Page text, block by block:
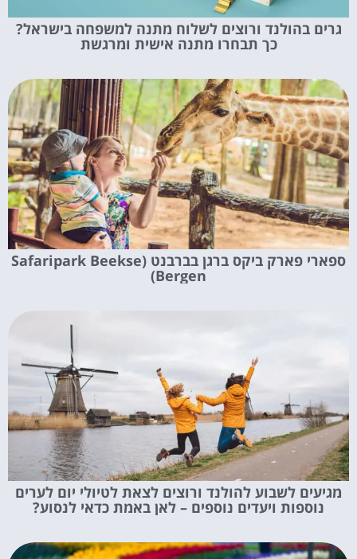
גרים בהולנד ורוצים לשלוח מתנה למשפחה בישראל?
כך תבחרו מתנה אישית ומרגשת
ספארי פארק ביקס ברגן בברבנט (Safaripark Beekse
Bergen)
מגיעים לשבוע להולנד ורוצים לצאת לטיולי יום לערים
נוספות ויעדים נוספים – לאן באמת כדאי לנסוע?